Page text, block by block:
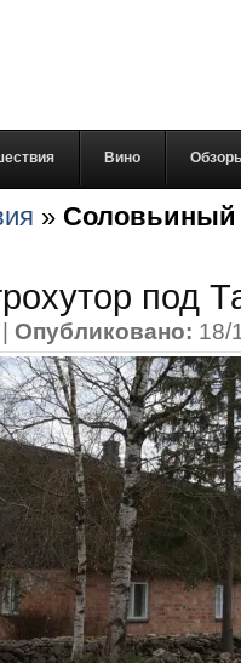
Вино
» Соловьиный
под
| Опубликовано: 18/